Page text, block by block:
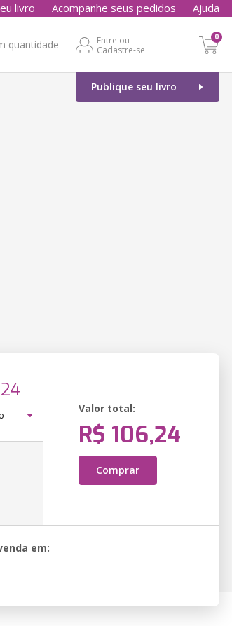
livro Acompanhe seus pedidos Ajuda
quantidade
Entre ou
Cadastre-se
0
Publique seu livro
Valor total:
R$ 106,24
Comprar
em: